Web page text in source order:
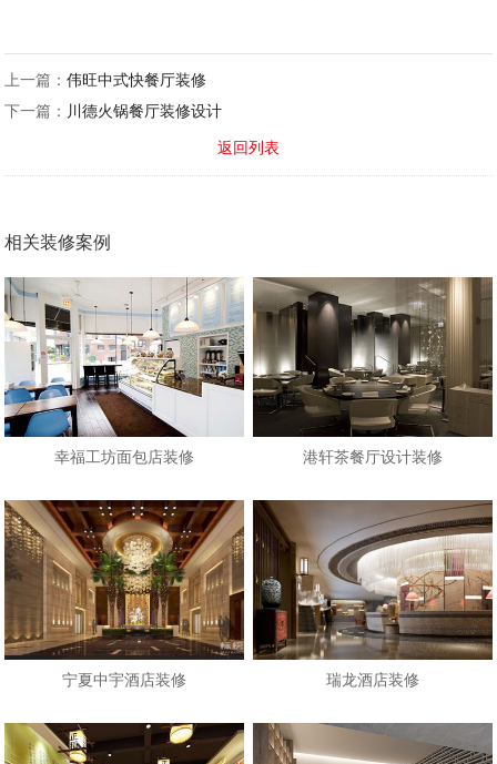
上一篇：伟旺中式快餐厅装修
下一篇： 川德火锅餐厅装修设计
返回列表
相关装修案例
幸福工坊面包店装修 港轩茶餐厅设计装修
宁夏中宇酒店装修 瑞龙酒店装修